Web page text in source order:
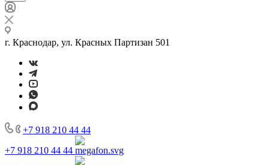
г. Краснодар, ул. Красных Партизан 501
+7 918 210 44 44
+7 918 210 44 44